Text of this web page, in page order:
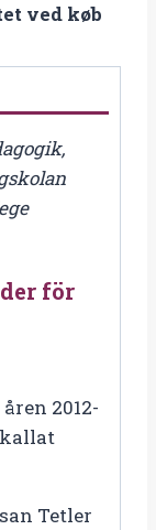
ved køb
för
2012-
Tetler